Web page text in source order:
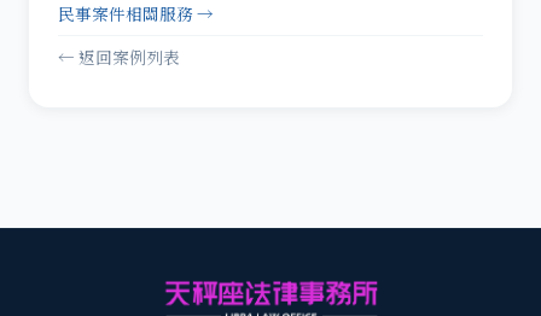
民事案件相關服務 →
← 返回案例列表